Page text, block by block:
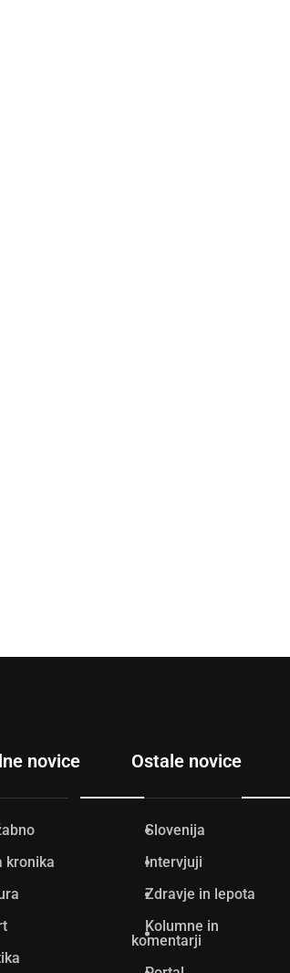
novice
kronika
Ostale novice
Slovenija
Intervjuji
Zdravje in lepota
Kolumne in
komentarji